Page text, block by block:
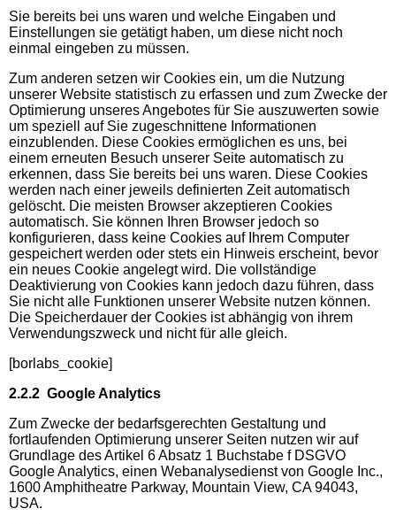
Sie bereits bei uns waren und welche Eingaben und
Einstellungen sie getätigt haben, um diese nicht noch
einmal eingeben zu müssen.
Zum anderen setzen wir Cookies ein, um die Nutzung
unserer Website statistisch zu erfassen und zum Zwecke der
Optimierung unseres Angebotes für Sie auszuwerten sowie
um speziell auf Sie zugeschnittene Informationen
einzublenden. Diese Cookies ermöglichen es uns, bei
einem erneuten Besuch unserer Seite automatisch zu
erkennen, dass Sie bereits bei uns waren. Diese Cookies
werden nach einer jeweils definierten Zeit automatisch
gelöscht. Die meisten Browser akzeptieren Cookies
automatisch. Sie können Ihren Browser jedoch so
konfigurieren, dass keine Cookies auf Ihrem Computer
gespeichert werden oder stets ein Hinweis erscheint, bevor
ein neues Cookie angelegt wird. Die vollständige
Deaktivierung von Cookies kann jedoch dazu führen, dass
Sie nicht alle Funktionen unserer Website nutzen können.
Die Speicherdauer der Cookies ist abhängig von ihrem
Verwendungszweck und nicht für alle gleich.
[borlabs_cookie]
2.2.2 Google Analytics
Zum Zwecke der bedarfsgerechten Gestaltung und
fortlaufenden Optimierung unserer Seiten nutzen wir auf
Grundlage des Artikel 6 Absatz 1 Buchstabe f DSGVO
Google Analytics, einen Webanalysedienst von Google Inc.,
1600 Amphitheatre Parkway, Mountain View, CA 94043,
USA.